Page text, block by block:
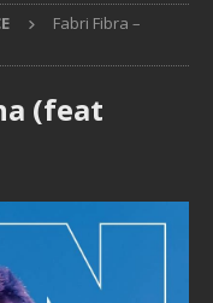
Fabri Fibra –
(feat